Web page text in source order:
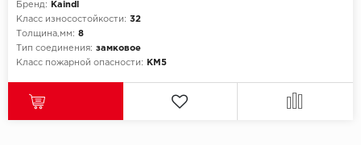
Бренд:
Kaindl
Класс износостойкости: 32
Толщина,мм: 8
Тип соединения: замковое
Класс пожарной опасности:
КМ5